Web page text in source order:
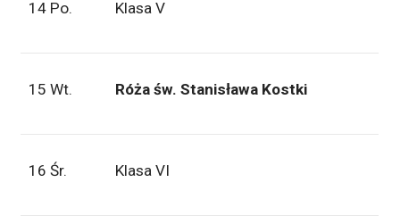
14 Po. Klasa V
15 Wt. Róża św. Stanisława Kostki
16 Śr. Klasa VI